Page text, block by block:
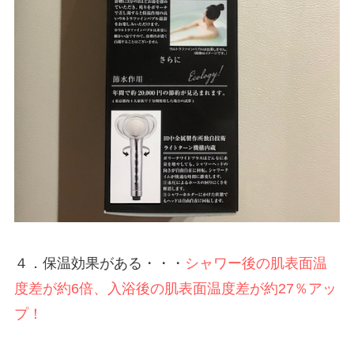
４．保温効果がある・・・ シャワー後の肌表面温
度差が約6倍、入浴後の肌表面温度差が約27％アッ
プ！